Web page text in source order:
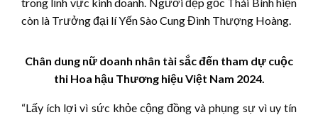
còn là Trưởng đại lí Yến Sào Cung Đình Thượng Hoàng.
Chân dung nữ doanh nhân tài sắc đến tham dự cuộc
thi Hoa hậu Thương hiệu Việt Nam 2024.
“Lấy ích lợi vì sức khỏe cộng đồng và phụng sự vì uy tín